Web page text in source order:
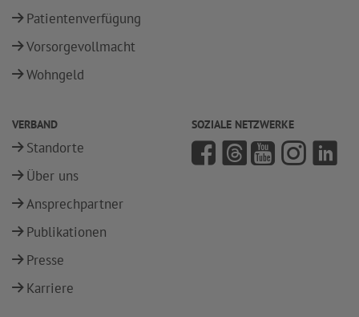
Patientenverfügung
Vorsorgevollmacht
Wohngeld
VERBAND
Standorte
Über uns
Ansprechpartner
Publikationen
Presse
Karriere
SOZIALE NETZWERKE